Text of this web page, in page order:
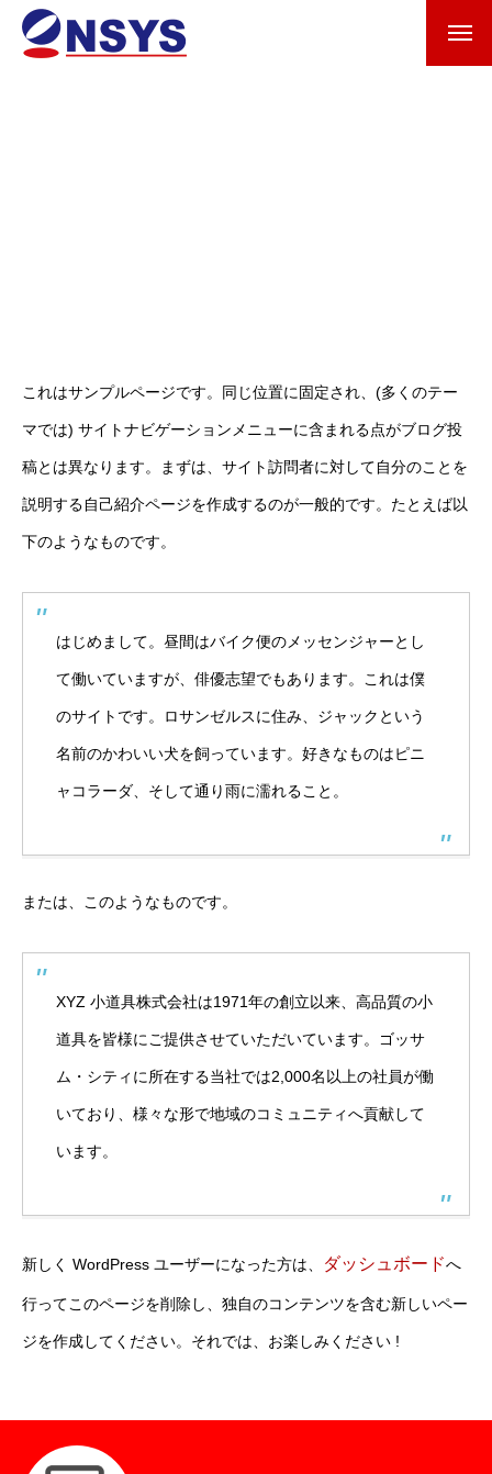
インフォメーション INFORMATION
採用に関する個人情報の取り扱い
これはサンプルページです。同じ位置に固定され、(多くのテー
マでは) サイトナビゲーションメニューに含まれる点がブログ投
稿とは異なります。まずは、サイト訪問者に対して自分のことを
説明する自己紹介ページを作成するのが一般的です。たとえば以
下のようなものです。
はじめまして。昼間はバイク便のメッセンジャーとし
て働いていますが、俳優志望でもあります。これは僕
のサイトです。ロサンゼルスに住み、ジャックという
名前のかわいい犬を飼っています。好きなものはピニ
ャコラーダ、そして通り雨に濡れること。
または、このようなものです。
XYZ 小道具株式会社は1971年の創立以来、高品質の小
道具を皆様にご提供させていただいています。ゴッサ
ム・シティに所在する当社では2,000名以上の社員が働
いており、様々な形で地域のコミュニティへ貢献して
います。
新しく WordPress ユーザーになった方は、 ダッシュボードへ
行ってこのページを削除し、独自のコンテンツを含む新しいペー
ジを作成してください。それでは、お楽しみください !